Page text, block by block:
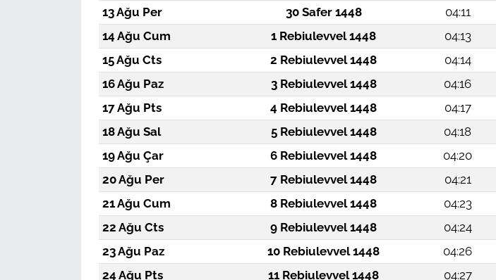
13 Ağu Per
30 Safer 1448 04:11
14 Ağu Cum
1 Rebiulevvel 1448 04:13
15 Ağu Cts
2 Rebiulevvel 1448 04:14
16 Ağu Paz
3 Rebiulevvel 1448 04:16
17 Ağu Pts
4 Rebiulevvel 1448 04:17
18 Ağu Sal
5 Rebiulevvel 1448 04:18
19 Ağu Çar
6 Rebiulevvel 1448 04:20
20 Ağu Per
7 Rebiulevvel 1448 04:21
21 Ağu Cum
8 Rebiulevvel 1448 04:23
22 Ağu Cts
9 Rebiulevvel 1448 04:24
23 Ağu Paz
10 Rebiulevvel 1448 04:26
24 Ağu Pts
11 Rebiulevvel 1448 04:27